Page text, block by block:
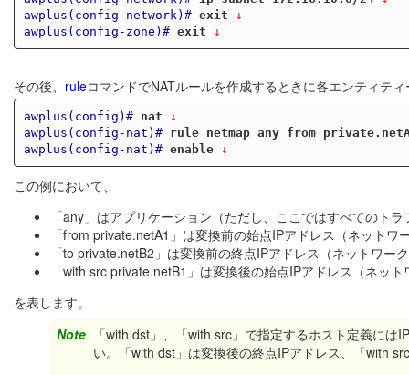
awplus(config-network)# exit ↓
awplus(config-zone)# exit ↓
その後、 ruleコマンドでNATルールを作成するときに各エンティテ
awplus(config)# nat ↓
awplus(config-nat)#
rule netmap any from
awplus(config-nat)# enable ↓
この例において、
「any」はアプリケーション（ただし、ここではすべてのト
「from private.netA1」は変換前の始点IPアドレス（ネットワ
「to private.netB2」は変換前の終点IPアドレス（ネットワー
「with src private.netB1」は変換後の始点IPアドレス（ネット
を表します。
Note
「with dst」、「with src」で指定するホスト定義には
い。「with dst」は変換後の終点IPアドレス、「with